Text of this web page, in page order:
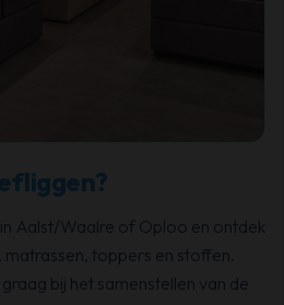
Aalst/Waalre of Oploo en ontdek
toppers en stoffen.
bij het samenstellen van de